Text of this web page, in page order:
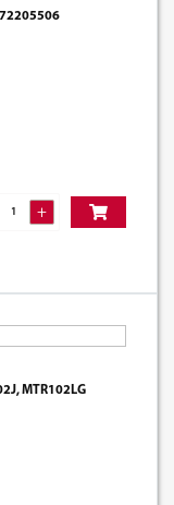
+
MTR102LG